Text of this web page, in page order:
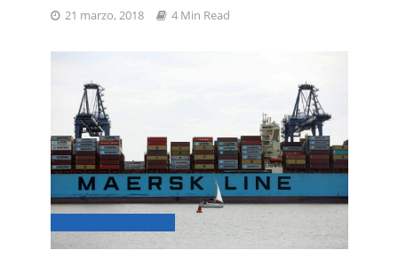
21 marzo, 2018 4 Min Read